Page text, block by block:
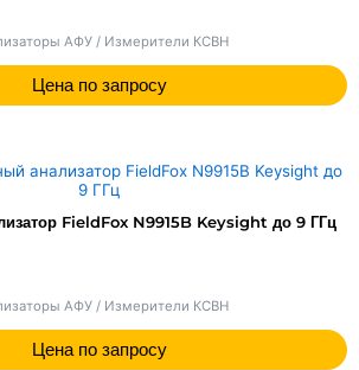
Цена по запросу
АФУ / Измерители КСВН
Цена по запросу
АФУ / Измерители КСВН
FieldFox N9915B Keysight до 9 ГГц